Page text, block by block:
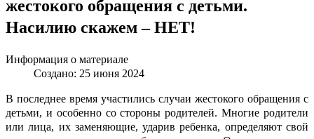
жестокого обращения с детьми.
Насилию скажем – НЕТ!
Информация о материале
Создано: 25 июня 2024
В последнее время участились случаи жестокого обращения с
детьми, и особенно со стороны родителей. Многие родители
или лица, их заменяющие, ударив ребенка, определяют свой